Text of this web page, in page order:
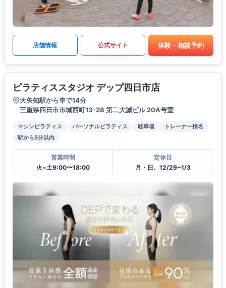
店舗情報 公式サイト 体験・相談予約
ピラティススタジオ デップ四日市店
大矢知駅から車で14分
三重県四日市市城西町13-28 第二大誠ビル 20A号室
マシンピラティス パーソナルピラティス 駐車場
トレーナー指名
駅から5分以内
営業時間
火~土9:00〜18:00
定休日
月・日、12/29~1/3